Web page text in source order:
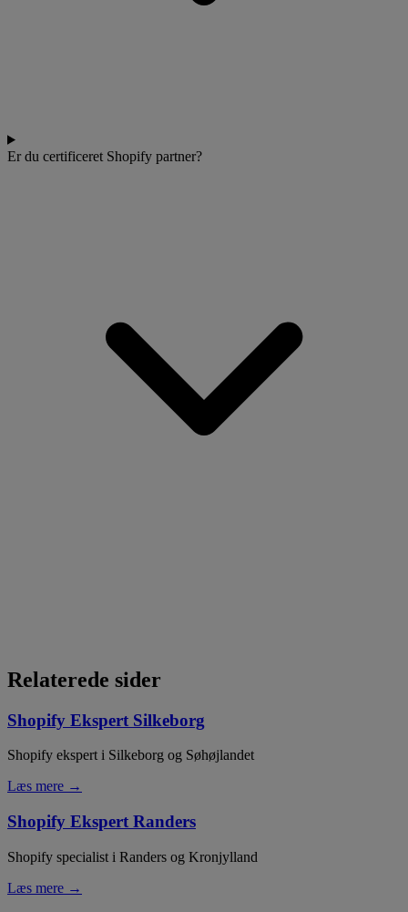
Er du certificeret Shopify partner?
Relaterede sider
Shopify Ekspert Silkeborg
Shopify ekspert i Silkeborg og Søhøjlandet
Læs mere →
Shopify Ekspert Randers
Shopify specialist i Randers og Kronjylland
Læs mere →